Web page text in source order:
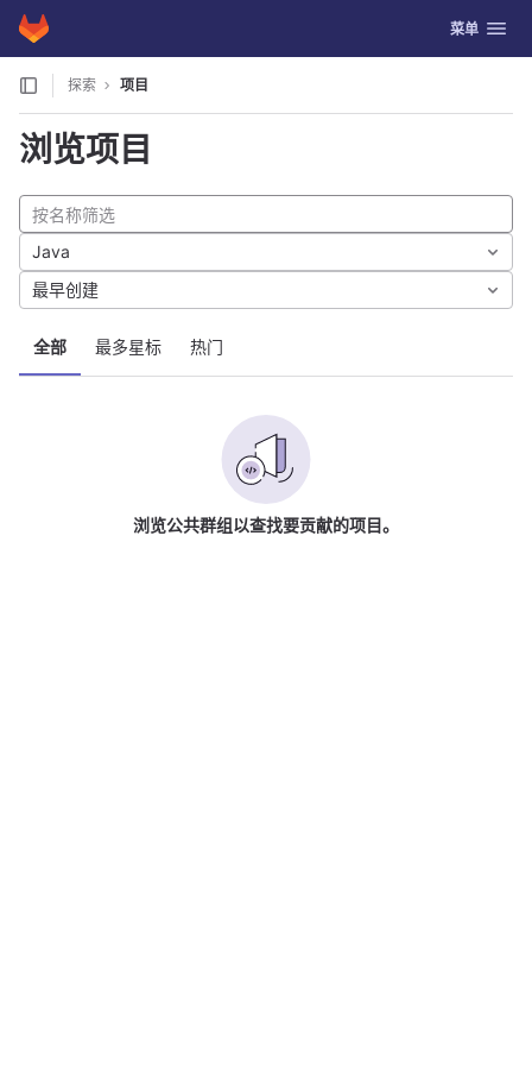
Skip to content
GitLab 切换导航
菜单
探索 项目
浏览项目
全部 最多星标 热门
Java
最早创建
浏览公共群组以查找要贡献的项目。